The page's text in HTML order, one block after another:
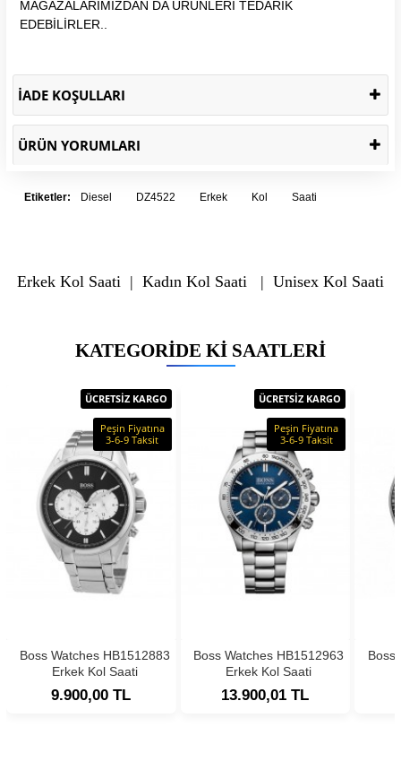
MAĞAZALARIMIZDAN DA ÜRÜNLERİ TEDARİK
EDEBİLİRLER..
İADE KOŞULLARI
ÜRÜN YORUMLARI
Etiketler: Diesel DZ4522 Erkek Kol Saati
Erkek Kol Saati | Kadın Kol Saati | Unisex Kol Saati
KATEGORIDE KI SAATLERI
ÜCRETSİZ KARGO
Peşin Fiyatına
3-6-9 Taksit
Boss Watches HB1512883
Erkek Kol Saati
9.900,00 TL
ÜCRETSİZ KARGO
Peşin Fiyatına
3-6-9 Taksit
Boss Watches HB1512963
Erkek Kol Saati
13.900,01 TL
Boss